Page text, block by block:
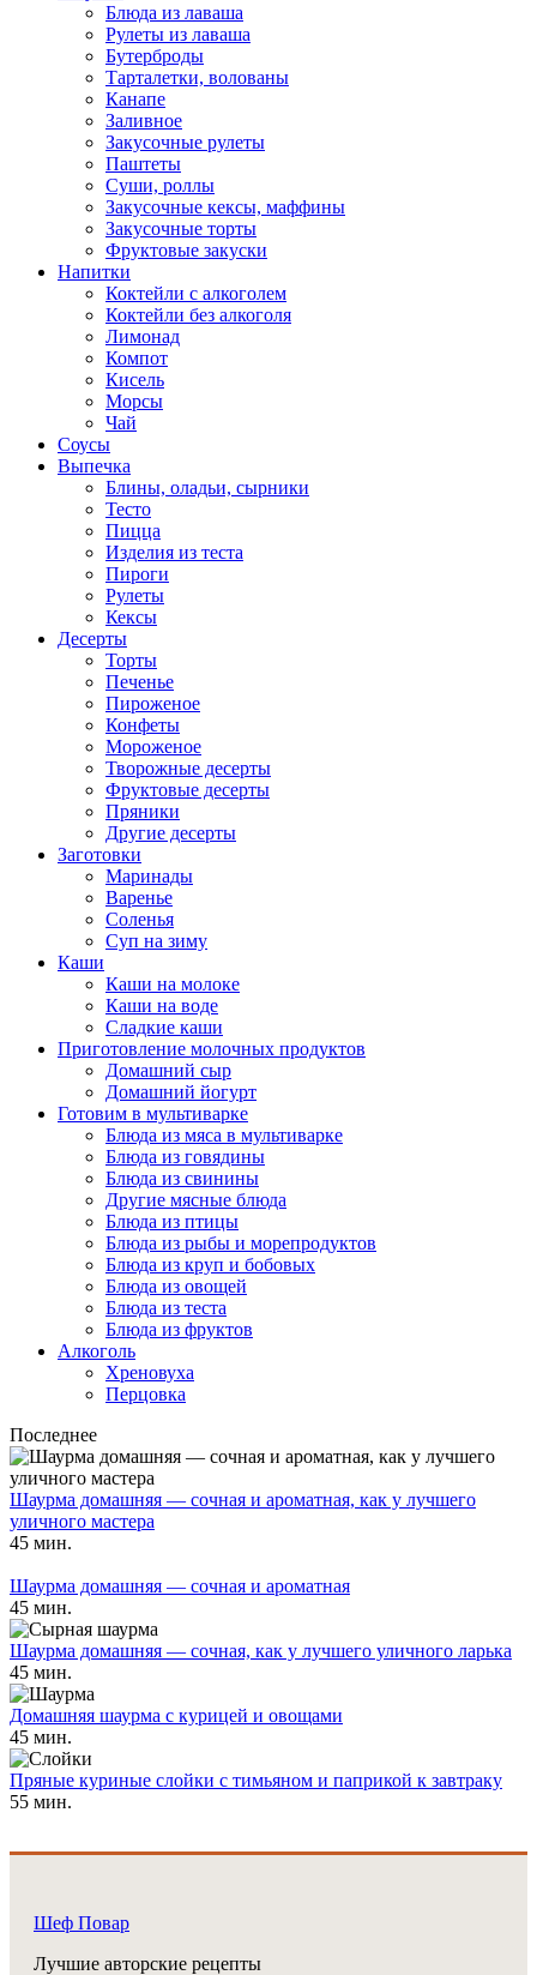
Блюда из лаваша
Рулеты из лаваша
Бутерброды
Тарталетки, волованы
Канапе
Заливное
Закусочные рулеты
Паштеты
Суши, роллы
Закусочные кексы, маффины
Закусочные торты
Фруктовые закуски
Напитки
Коктейли с алкоголем
Коктейли без алкоголя
Лимонад
Компот
Кисель
Морсы
Чай
Соусы
Выпечка
Блины, оладьи, сырники
Тесто
Пицца
Изделия из теста
Пироги
Рулеты
Кексы
Десерты
Торты
Печенье
Пироженое
Конфеты
Мороженое
Творожные десерты
Фруктовые десерты
Пряники
Другие десерты
Заготовки
Маринады
Варенье
Соленья
Суп на зиму
Каши
Каши на молоке
Каши на воде
Сладкие каши
Приготовление молочных продуктов
Домашний сыр
Домашний йогурт
Готовим в мультиварке
Блюда из мяса в мультиварке
Блюда из говядины
Блюда из свинины
Другие мясные блюда
Блюда из птицы
Блюда из рыбы и морепродуктов
Блюда из круп и бобовых
Блюда из овощей
Блюда из теста
Блюда из фруктов
Алкоголь
Хреновуха
Перцовка
Последнее
Шаурма домашняя — сочная и ароматная, как у лучшего
уличного мастера
45 мин.
Шаурма домашняя — сочная и ароматная
45 мин.
Шаурма домашняя — сочная, как у лучшего уличного ларька
45 мин.
Домашняя шаурма с курицей и овощами
45 мин.
Пряные куриные слойки с тимьяном и паприкой к завтраку
55 мин.
Шеф Повар
Лучшие авторские рецепты